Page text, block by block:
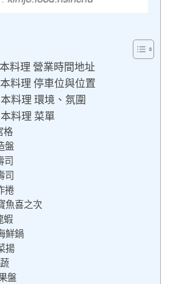
料理 營業時間地址
料理 停車位與位置
料理 環境、氛圍
料理 菜單
格
盤
司
司
捲
魚喜之次
蝦
鮮鍋
揚
盤